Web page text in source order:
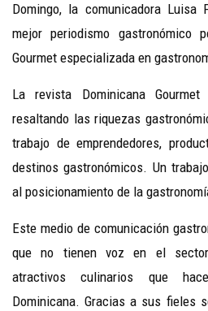
Domingo, la comunicadora Luisa
mejor periodismo gastronómico
Gourmet especializada en
La revista Dominicana
resaltando las riquezas
trabajo de emprendedores,
destinos gastronómicos. Un
al posicionamiento de la
Este medio de comunicación
que no tienen voz en el
atractivos culinarios que
Dominicana. Gracias a sus fieles